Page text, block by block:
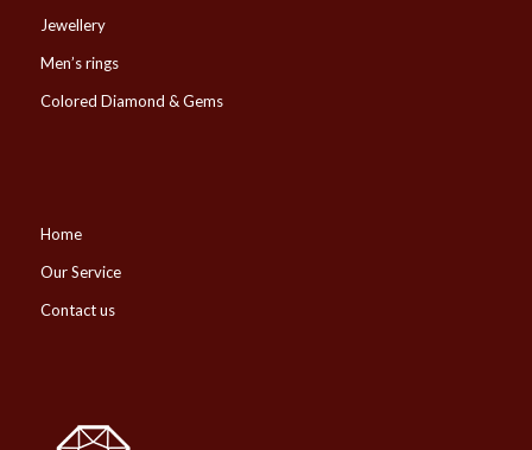
Jewellery
Men’s rings
Colored Diamond & Gems
Home
Our Service
Contact us